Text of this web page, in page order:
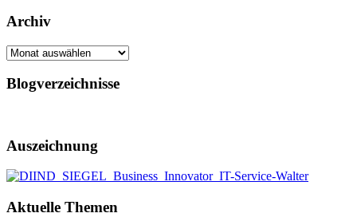
Archiv
Archiv
Blogverzeichnisse
Auszeichnung
Aktuelle Themen